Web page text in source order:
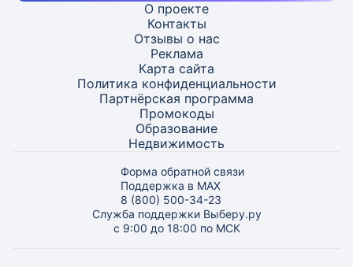
О проекте
Контакты
Отзывы о нас
Реклама
Карта сайта
Политика конфиденциальности
Партнёрская программа
Промокоды
Образование
Недвижимость
Форма обратной связи
Поддержка в MAX
8 (800) 500-34-23
Служба поддержки Выберу.ру
с 9:00 до 18:00 по МСК